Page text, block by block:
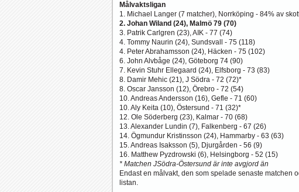
Målvaktsligan
1. Michael Langer (7 matcher), Norrköping - 84% av
2. Johan Wiland (24), Malmö 79 (70)
3. Patrik Carlgren (23), AIK - 77 (74)
4. Tommy Naurin (24), Sundsvall - 75 (118)
4. Peter Abrahamsson (24), Häcken - 75 (102)
6. John Alvbåge (24), Göteborg 74 (90)
7. Kevin Stuhr Ellegaard (24), Elfsborg - 73 (83)
8. Damir Mehic (21), J Södra - 72 (72)*
8. Oscar Jansson (12), Örebro - 72 (54)
10. Andreas Andersson (16), Gefle - 71 (60)
10. Aly Keita (10), Östersund - 71 (32)*
12. Ole Söderberg (23), Kalmar - 70 (68)
13. Alexander Lundin (7), Falkenberg - 67 (26)
14. Ögmundur Kristinsson (24), Hammarby - 63 (63)
15. Andreas Isaksson (5), Djurgården - 56 (9)
16. Matthew Pyzdrowski (6), Helsingborg - 52 (15)
* Matchen JSödra-Östersund är inte avgjord än
Endast en målvakt, den som spelade senaste matchen
listan.